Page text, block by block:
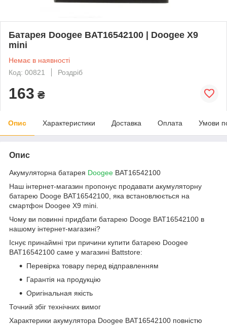
Батарея Doogee BAT16542100 | Doogee X9
mini
Немає в наявності
Код: 00821
Роздріб
163 ₴
Опис Характеристики Доставка Оплата Умови
Опис
Акумуляторна батарея Doogee BAT16542100
Наш інтернет-магазин пропонує продавати акумуляторну
батарею Dooge BAT16542100, яка встановлюється на
смартфон Doogee X9 mini.
Чому ви повинні придбати батарею Dooge BAT16542100 в
нашому інтернет-магазині?
Існує принаймні три причини купити батарею Doogee
BAT16542100 саме у магазині Battstore:
Перевірка товару перед відправленням
Гарантія на продукцію
Оригінальная якість
Точний збіг технічних вимог
Характерики акумулятора Doogee BAT16542100 повністю